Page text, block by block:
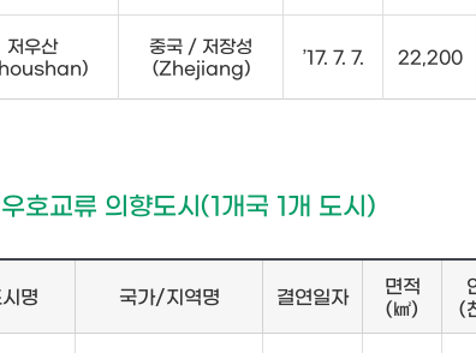
저우산
중국 / 저장성
(Zhejiang)
’17. 7. 7. 22,200
호교류 의향도시(1개국 1개 도시)
명 국가/지역명 결연일자
면적
(㎢)
(